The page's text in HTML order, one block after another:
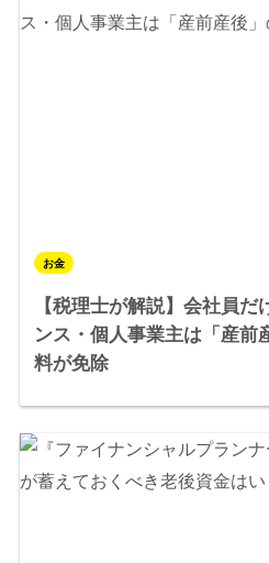
お金
【税理士が解説】会社員
ンス・個人事業主は「産前
料が免除